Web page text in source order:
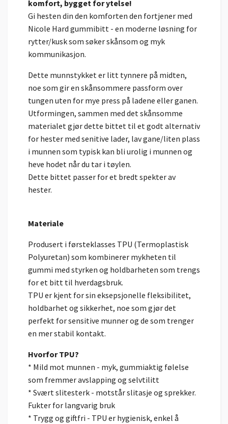
komfort, bygget for ytelse!
Gi hesten din den komforten den fortjener med
Nicole Hard gummibitt - en moderne løsning for
rytter/kusk som søker skånsom og myk
kommunikasjon.
Dette munnstykket er litt tynnere på midten,
noe som gir en skånsommere passform over
tungen uten for mye press på ladene eller ganen.
Utformingen, sammen med det skånsomme
materialet gjør dette bittet til et godt alternativ
for hester med senitive lader, lav gane/liten plass
i munnen som typisk kan bli urolig i munnen og
heve hodet når du tar i tøylen.
Dette bittet passer for et bredt spekter av
hester.
Materiale
Produsert i førsteklasses TPU (Termoplastisk
Polyuretan) som kombinerer mykheten til
gummi med styrken og holdbarheten som trengs
for et bitt til hverdagsbruk.
TPU er kjent for sin eksepsjonelle fleksibilitet,
holdbarhet og sikkerhet, noe som gjør det
perfekt for sensitive munner og de som trenger
en mer stabil kontakt.
Hvorfor TPU?
* Mild mot munnen - myk, gummiaktig følelse
som fremmer avslapping og selvtilitt
* Svært slitesterk - motstår slitasje og sprekker.
Fukter for langvarig bruk
* Trygg og giftfri - TPU er hygienisk, enkel å